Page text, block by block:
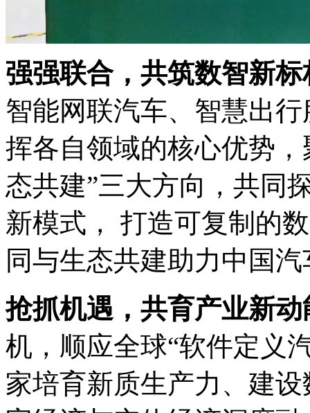
强强联合，共筑数智新
智能网联汽车、智慧出
挥各自领域的核心优势，
态共建”三大方向，共
新模式， 打造可复制的
同与生态共建助力中国
抢抓机遇，共育产业新
机，顺应全球“软件定义
家培育新质生产力、建